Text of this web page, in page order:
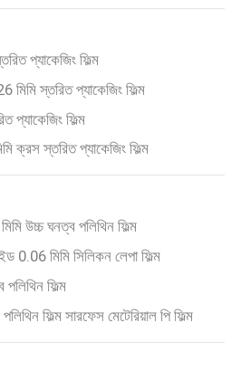
প্যাকেজিং ফিল্ম
স্তরিত প্যাকেজিং ফিল্ম
প্যাকেজিং ফিল্ম
ক্রস স্তরিত প্যাকেজিং ফিল্ম
উচ্চ ঘনত্ব পলিথিন ফিল্ম
0.06 মিমি সিলিকন লেপা ফিল্ম
ফিল্ম
ফিল্ম সারফেস মেটেরিয়াল পি ফিল্ম